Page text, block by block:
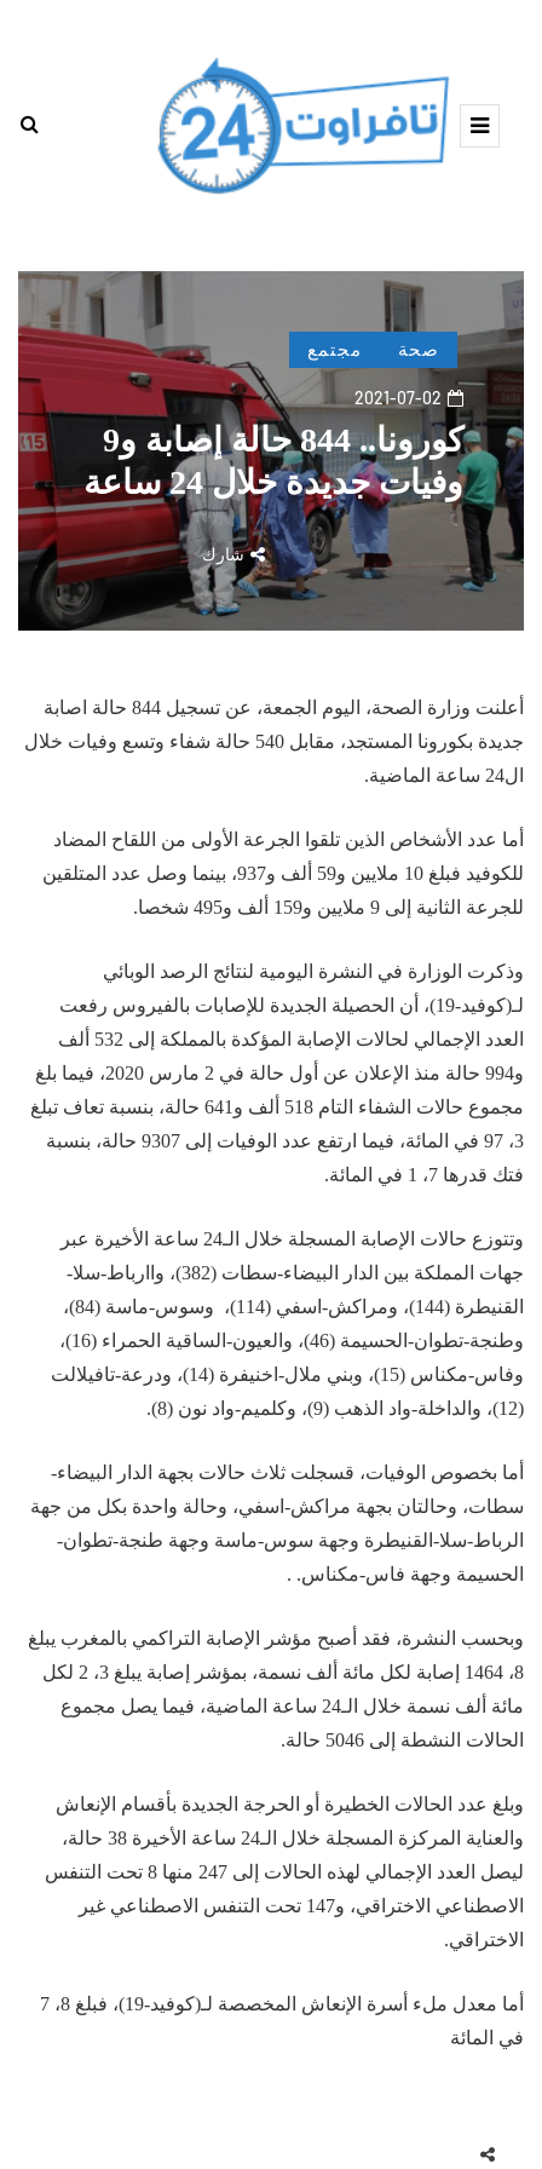
صحة مجتمع
2021-07-02
كورونا.. 844 حالة إصابة و9
وفيات جديدة خلال 24 ساعة
شارك
أعلنت وزارة الصحة، اليوم الجمعة، عن تسجيل 844 حالة اصابة
جديدة بكورونا المستجد، مقابل 540 حالة شفاء وتسع وفيات خلال
ال24 ساعة الماضية.
أما عدد الأشخاص الذين تلقوا الجرعة الأولى من اللقاح المضاد
للكوفيد فبلغ 10 ملايين و59 ألف و937، بينما وصل عدد المتلقين
للجرعة الثانية إلى 9 ملايين و159 ألف و495 شخصا.
وذكرت الوزارة في النشرة اليومية لنتائج الرصد الوبائي
لـ(كوفيد-19)، أن الحصيلة الجديدة للإصابات بالفيروس رفعت
العدد الإجمالي لحالات الإصابة المؤكدة بالمملكة إلى 532 ألف
و994 حالة منذ الإعلان عن أول حالة في 2 مارس 2020، فيما بلغ
مجموع حالات الشفاء التام 518 ألف و641 حالة، بنسبة تعاف تبلغ
3، 97 في المائة، فيما ارتفع عدد الوفيات إلى 9307 حالة، بنسبة
فتك قدرها 7، 1 في المائة.
وتتوزع حالات الإصابة المسجلة خلال الـ24 ساعة الأخيرة عبر
جهات المملكة بين الدار البيضاء-سطات (382)، واارباط-سلا-
القنيطرة (144)، ومراكش-اسفي (114)، وسوس-ماسة (84)،
وطنجة-تطوان-الحسيمة (46)، والعيون-الساقية الحمراء (16)،
وفاس-مكناس (15)، وبني ملال-اخنيفرة (14)، ودرعة-تافيلالت
(12)، والداخلة-واد الذهب (9)، وكلميم-واد نون (8).
أما بخصوص الوفيات، قسجلت ثلاث حالات بجهة الدار البيضاء-
سطات، وحالتان بجهة مراكش-اسفي، وحالة واحدة بكل من جهة
الرباط-سلا-القنيطرة وجهة سوس-ماسة وجهة طنجة-تطوان-
الحسيمة وجهة فاس-مكناس. .
وبحسب النشرة، فقد أصبح مؤشر الإصابة التراكمي بالمغرب يبلغ
8، 1464 إصابة لكل مائة ألف نسمة، بمؤشر إصابة يبلغ 3، 2 لكل
مائة ألف نسمة خلال الـ24 ساعة الماضية، فيما يصل مجموع
الحالات النشطة إلى 5046 حالة.
وبلغ عدد الحالات الخطيرة أو الحرجة الجديدة بأقسام الإنعاش
والعناية المركزة المسجلة خلال الـ24 ساعة الأخيرة 38 حالة،
ليصل العدد الإجمالي لهذه الحالات إلى 247 منها 8 تحت التنفس
الاصطناعي الاختراقي، و147 تحت التنفس الاصطناعي غير
الاختراقي.
أما معدل ملء أسرة الإنعاش المخصصة لـ(كوفيد-19)، فبلغ 8، 7
في المائة